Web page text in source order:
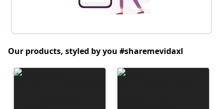
Our products, styled by you #sharemevidaxl